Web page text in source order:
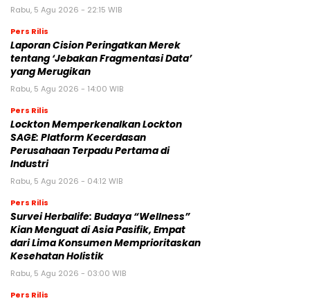
Rabu, 5 Agu 2026 - 22:15 WIB
Pers Rilis
Laporan Cision Peringatkan Merek
tentang ‘Jebakan Fragmentasi Data’
yang Merugikan
Rabu, 5 Agu 2026 - 14:00 WIB
Pers Rilis
Lockton Memperkenalkan Lockton
SAGE: Platform Kecerdasan
Perusahaan Terpadu Pertama di
Industri
Rabu, 5 Agu 2026 - 04:12 WIB
Pers Rilis
Survei Herbalife: Budaya “Wellness”
Kian Menguat di Asia Pasifik, Empat
dari Lima Konsumen Memprioritaskan
Kesehatan Holistik
Rabu, 5 Agu 2026 - 03:00 WIB
Pers Rilis